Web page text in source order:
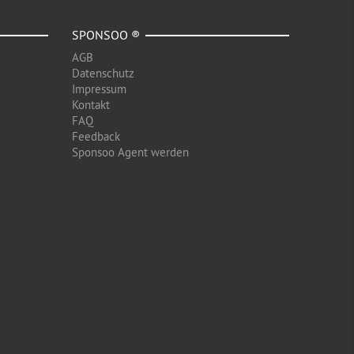
SPONSOO ®
AGB
Datenschutz
Impressum
Kontakt
FAQ
Feedback
Sponsoo Agent werden